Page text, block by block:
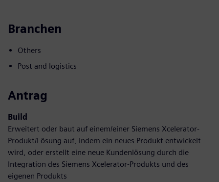
Branchen
Others
Post and logistics
Antrag
Build
Erweitert oder baut auf einem/einer Siemens Xcelerator-
Produkt/Lösung auf, indem ein neues Produkt entwickelt
wird, oder erstellt eine neue Kundenlösung durch die
Integration des Siemens Xcelerator-Produkts und des
eigenen Produkts